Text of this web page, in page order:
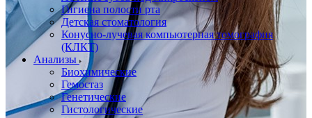
Гигиена полости рта
Детская стоматология
Конусно-лучевая компьютерная томография
(КЛКТ)
Анализы
Биохимические
Гемостаз
Генетические
Гистологические